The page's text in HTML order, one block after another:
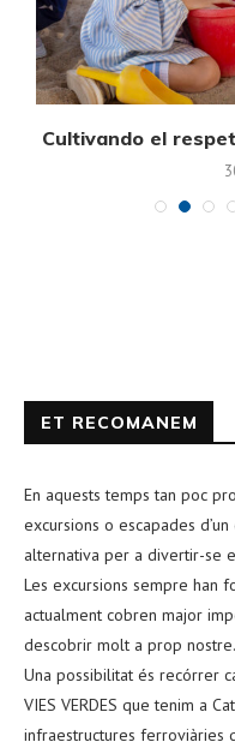
Cultivando el
ET RECOMANEM
En aquests temps tan poc
excursions o escapades
alternativa per a divertir-se
Les excursions sempre han
actualment cobren major
descobrir molt a prop nostre.
Una possibilitat és recórrer
VIES VERDES que tenim a
infraestructures ferroviàries